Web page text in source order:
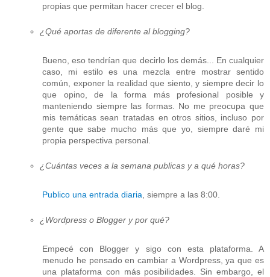
propias que permitan hacer crecer el blog.
¿Qué aportas de diferente al blogging?
Bueno, eso tendrían que decirlo los demás... En cualquier
caso, mi estilo es una mezcla entre mostrar sentido
común, exponer la realidad que siento, y siempre decir lo
que opino, de la forma más profesional posible y
manteniendo siempre las formas. No me preocupa que
mis temáticas sean tratadas en otros sitios, incluso por
gente que sabe mucho más que yo, siempre daré mi
propia perspectiva personal.
¿Cuántas veces a la semana publicas y a qué horas?
Publico una entrada diaria , siempre a las 8:00.
¿Wordpress o Blogger y por qué?
Empecé con Blogger y sigo con esta plataforma. A
menudo he pensado en cambiar a Wordpress, ya que es
una plataforma con más posibilidades. Sin embargo, el